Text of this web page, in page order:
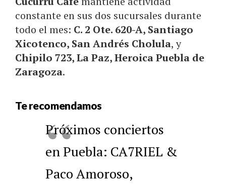
constante en sus dos sucursales durante
todo el mes: C. 2 Ote. 620-A, Santiago
Xicotenco, San Andrés Cholula, y
Chipilo 723, La Paz, Heroica Puebla de
Zaragoza.
Te recomendamos
Próximos conciertos
en Puebla: CA7RIEL &
Paco Amoroso,